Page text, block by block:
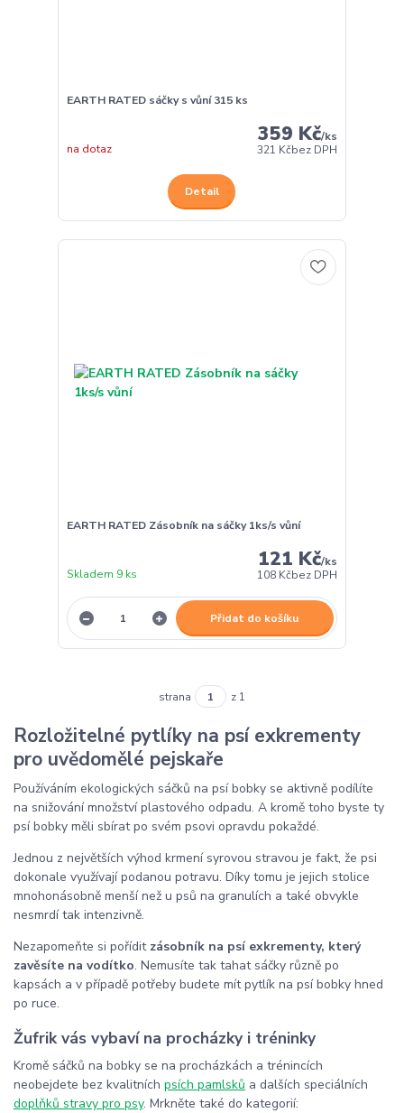
EARTH RATED sáčky s vůní 315 ks
359 Kč/ks
321 Kčbez DPH
na dotaz
Detail
EARTH RATED Zásobník na sáčky 1ks/s vůní
121 Kč/ks
108 Kčbez DPH
Skladem 9 ks
Přidat do košíku
strana z 1
Rozložitelné pytlíky na psí exkrementy
pro uvědomělé pejskaře
Používáním ekologických sáčků na psí bobky se aktivně podílíte
na snižování množství plastového odpadu. A kromě toho byste ty
psí bobky měli sbírat po svém psovi opravdu pokaždé.
Jednou z největších výhod krmení syrovou stravou je fakt, že psi
dokonale využívají podanou potravu. Díky tomu je jejich stolice
mnohonásobně menší než u psů na granulích a také obvykle
nesmrdí tak intenzivně.
Nezapomeňte si pořídit zásobník na psí exkrementy, který
zavěsíte na vodítko. Nemusíte tak tahat sáčky různě po
kapsách a v případě potřeby budete mít pytlík na psí bobky hned
po ruce.
Žufrik vás vybaví na procházky i tréninky
Kromě sáčků na bobky se na procházkách a trénincích
neobejdete bez kvalitních psích pamlsků a dalších speciálních
doplňků stravy pro psy. Mrkněte také do kategorií: